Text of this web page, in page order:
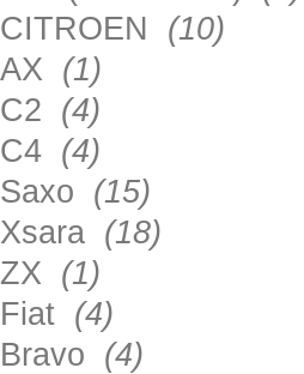
CITROEN (10)
AX (1)
C2 (4)
C4 (4)
Saxo (15)
Xsara (18)
ZX (1)
Fiat (4)
Bravo (4)